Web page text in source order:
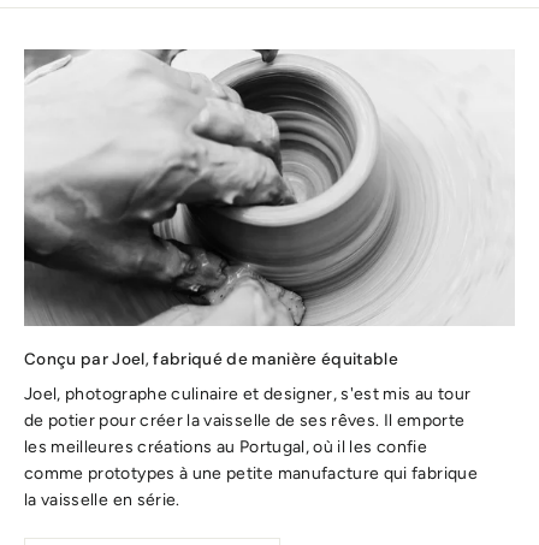
Conçu par Joel, fabriqué de manière équitable
Joel, photographe culinaire et designer, s'est mis au tour
de potier pour créer la vaisselle de ses rêves. Il emporte
les meilleures créations au Portugal, où il les confie
comme prototypes à une petite manufacture qui fabrique
la vaisselle en série.